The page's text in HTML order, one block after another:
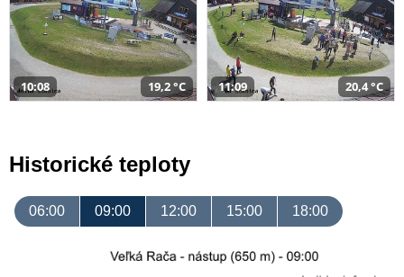
10:08 19,2 °C 11:09 20,4 °C
Historické teploty
06:00 09:00 12:00 15:00 18:00